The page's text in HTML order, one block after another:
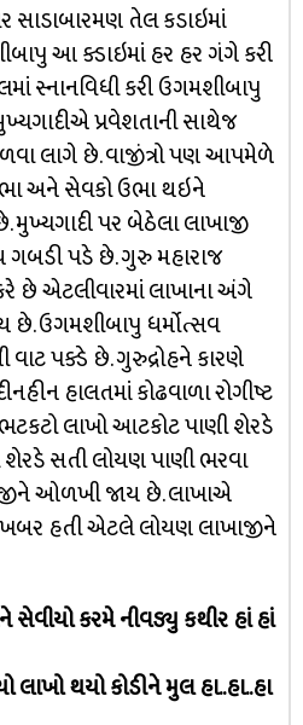
સાડાબારમણ તેલ કડાઇમાં
આ ક્ડાઇમાં હર હર ગંગે કરી
સ્નાનવિધી કરી ઉગમશીબાપુ
પ્રવેશતાની સાથેજ
લાગે છે. વાજીંત્રો પણ આપમેળે
અને સેવકો ઉભા થઇને
મુખ્યગાદી પર બેઠેલા લાખાજી
ગબડી પડે છે. ગુરુ મહારાજ
છે એટલીવારમાં લાખાના અંગે
છે. ઉગમશીબાપુ ધર્મોત્સવ
વાટ પક્ડે છે. ગુરુદ્રોહને કારણે
હાલતમાં કોઢવાળા રોગીષ્ટ
લાખો આટકોટ પાણી શેરડે
શેરડે સતી લોયણ પાણી ભરવા
ઓળખી જાય છે. લાખાએ
ખબર હતી એટલે લોયણ લાખાજીને
સેવીયો કરમે નીવડ્યુ કથીર હાં હાં
લાખો થયો કોડીને મુલ હા..હા..હા